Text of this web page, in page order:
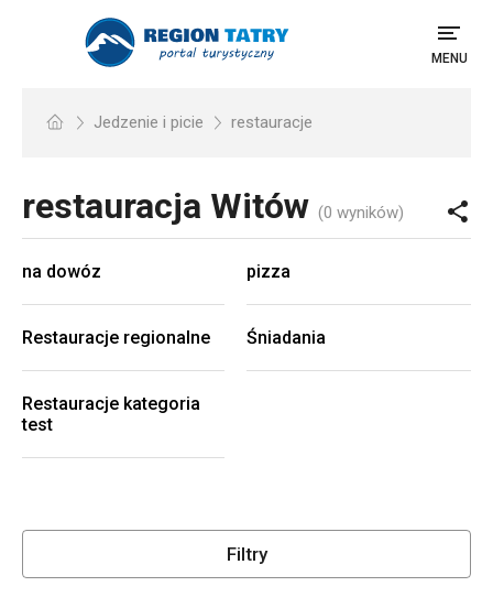
MENU
Jedzenie i picie restauracje
restauracja Witów (0 wyników)
na dowóz pizza
Restauracje regionalne Śniadania
Restauracje kategoria
test
Filtry